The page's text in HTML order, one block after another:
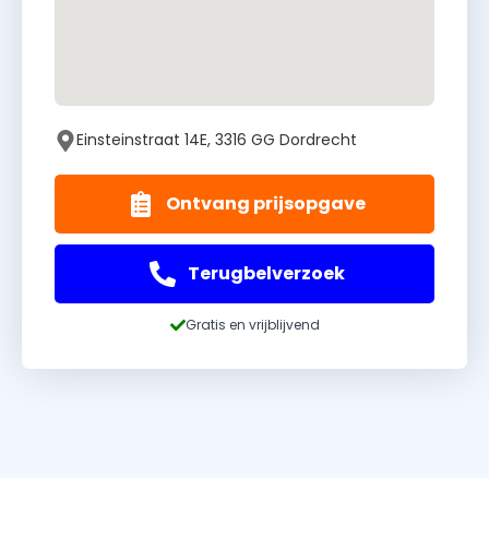
Einsteinstraat 14E, 3316 GG Dordrecht
Ontvang prijsopgave
Terugbelverzoek
Gratis en vrijblijvend